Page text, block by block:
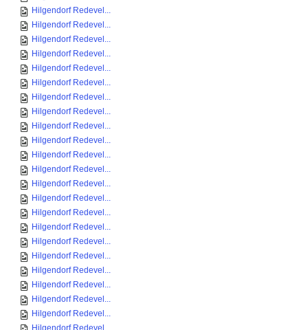
Hilgendorf Redevel...
Hilgendorf Redevel...
Hilgendorf Redevel...
Hilgendorf Redevel...
Hilgendorf Redevel...
Hilgendorf Redevel...
Hilgendorf Redevel...
Hilgendorf Redevel...
Hilgendorf Redevel...
Hilgendorf Redevel...
Hilgendorf Redevel...
Hilgendorf Redevel...
Hilgendorf Redevel...
Hilgendorf Redevel...
Hilgendorf Redevel...
Hilgendorf Redevel...
Hilgendorf Redevel...
Hilgendorf Redevel...
Hilgendorf Redevel...
Hilgendorf Redevel...
Hilgendorf Redevel...
Hilgendorf Redevel...
Hilgendorf Redevel...